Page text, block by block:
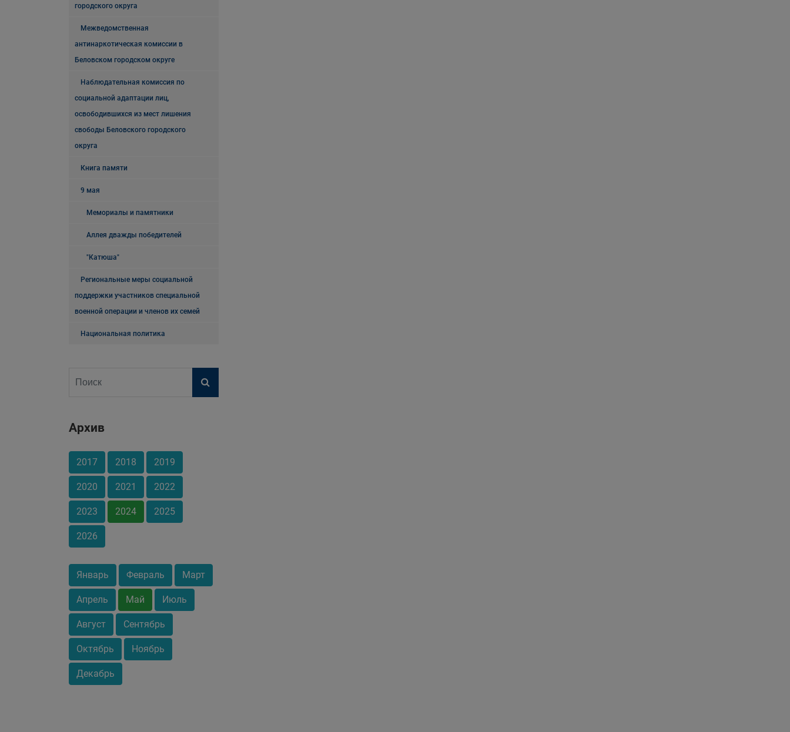
городского округа
Межведомственная
антинаркотическая комиссии в
Беловском городском округе
Наблюдательная комиссия по
социальной адаптации лиц,
освободившихся из мест лишения
свободы Беловского городского
округа
Книга памяти
9 мая
Мемориалы и памятники
Аллея дважды победителей
"Катюша"
Региональные меры социальной
поддержки участников специальной
военной операции и членов их семей
Национальная политика
Архив
2017 2018 2019
2020 2021 2022
2023 2024 2025
2026
Январь Февраль Март
Апрель Май Июль
Август Сентябрь
Октябрь Ноябрь
Декабрь